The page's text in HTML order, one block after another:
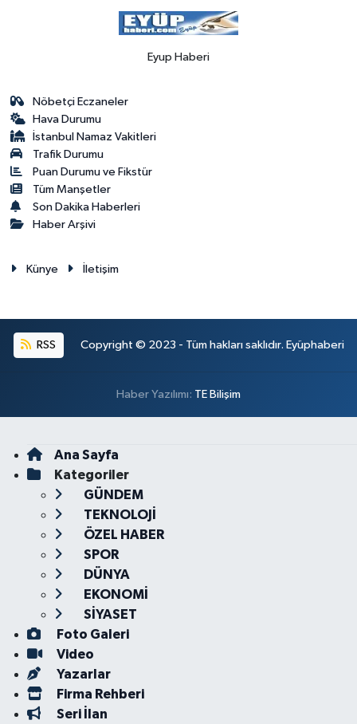
Eyup Haberi
Nöbetçi Eczaneler
Hava Durumu
İstanbul Namaz Vakitleri
Trafik Durumu
Puan Durumu ve Fikstür
Tüm Manşetler
Son Dakika Haberleri
Haber Arşivi
Künye İletişim
RSS Copyright © 2023 - Tüm hakları saklıdır. Eyüphaberi
Haber Yazılımı: TE Bilişim
Ana Sayfa
Kategoriler
GÜNDEM
TEKNOLOJİ
ÖZEL HABER
SPOR
DÜNYA
EKONOMİ
SİYASET
Foto Galeri
Video
Yazarlar
Firma Rehberi
Seri İlan